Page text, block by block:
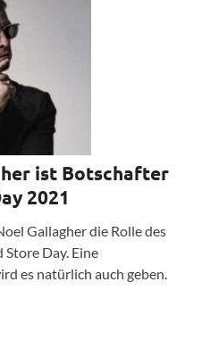
ist Botschafter
2021
Gallagher die Rolle des
Day. Eine
es natürlich auch geben.